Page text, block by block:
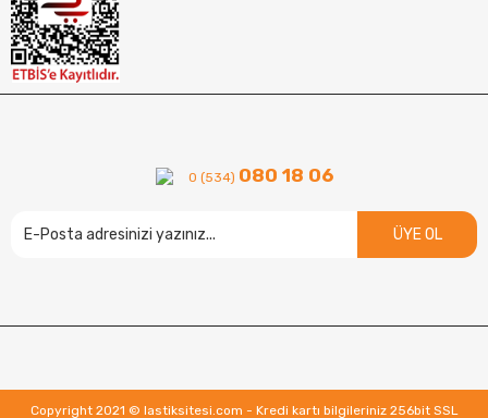
0 (534) 080 18 06
ÜYE OL
Copyright 2021 © lastiksitesi.com - Kredi kartı bilgileriniz 256bit SSL